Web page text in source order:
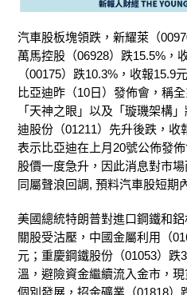
汽車股板塊領跌，新耀萊（
萬馬控股（06928）跌15.5%，
（00175）跌10.3%，收報15.9
比亞迪昨（10日）發佈會，稱
「天神之眼」以及「璇璣架構
迪股份（01211）先升後跌，收
表示比亞迪在上月20號公佈發
股價一度急升，因此消息對市
同屬聲浪回調, 預料汽車股短期
美國總統特朗普對進口鋼鐵和
關股受沽壓，中國金屬利用（
元；重慶鋼鐵股份（01053）跌
溫，避險資金繼續流入金市，
個別發展，招金礦業（01818）